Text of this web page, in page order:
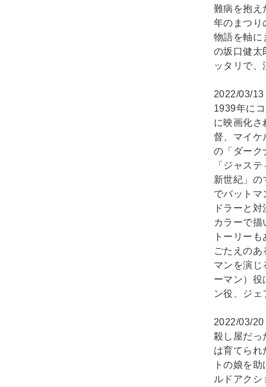
難病を抱え
年のまつり
物語を軸に
の坂口健太
ッタリで
2022/03/13
1939年に
に映画化
督、マイケ
の「ダーク
「ジャス
新世紀」の
でバットマ
ドラーと
カラーで
トーリー
ごたえの
マンを演じ
ーマン）役
ン役、ジ
2022/03/20
殺し屋だっ
は育てられ
トの娘を
ルドアク